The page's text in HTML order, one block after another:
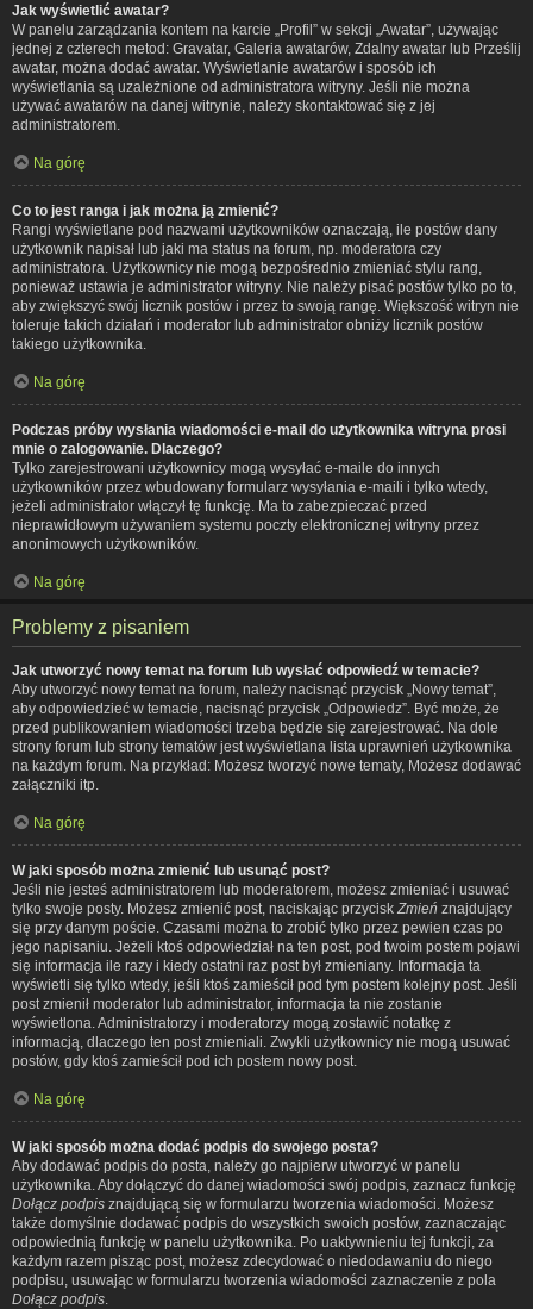
Jak wyświetlić awatar?
W panelu zarządzania kontem na karcie „Profil” w sekcji „Awatar”, używając
jednej z czterech metod: Gravatar, Galeria awatarów, Zdalny awatar lub Prześlij
awatar, można dodać awatar. Wyświetlanie awatarów i sposób ich
wyświetlania są uzależnione od administratora witryny. Jeśli nie można
używać awatarów na danej witrynie, należy skontaktować się z jej
administratorem.
Na górę
Co to jest ranga i jak można ją zmienić?
Rangi wyświetlane pod nazwami użytkowników oznaczają, ile postów dany
użytkownik napisał lub jaki ma status na forum, np. moderatora czy
administratora. Użytkownicy nie mogą bezpośrednio zmieniać stylu rang,
ponieważ ustawia je administrator witryny. Nie należy pisać postów tylko po to,
aby zwiększyć swój licznik postów i przez to swoją rangę. Większość witryn nie
toleruje takich działań i moderator lub administrator obniży licznik postów
takiego użytkownika.
Na górę
Podczas próby wysłania wiadomości e-mail do użytkownika witryna prosi
mnie o zalogowanie. Dlaczego?
Tylko zarejestrowani użytkownicy mogą wysyłać e-maile do innych
użytkowników przez wbudowany formularz wysyłania e-maili i tylko wtedy,
jeżeli administrator włączył tę funkcję. Ma to zabezpieczać przed
nieprawidłowym używaniem systemu poczty elektronicznej witryny przez
anonimowych użytkowników.
Na górę
Problemy z pisaniem
Jak utworzyć nowy temat na forum lub wysłać odpowiedź w temacie?
Aby utworzyć nowy temat na forum, należy nacisnąć przycisk „Nowy temat”,
aby odpowiedzieć w temacie, nacisnąć przycisk „Odpowiedz”. Być może, że
przed publikowaniem wiadomości trzeba będzie się zarejestrować. Na dole
strony forum lub strony tematów jest wyświetlana lista uprawnień użytkownika
na każdym forum. Na przykład: Możesz tworzyć nowe tematy, Możesz dodawać
załączniki itp.
Na górę
W jaki sposób można zmienić lub usunąć post?
Jeśli nie jesteś administratorem lub moderatorem, możesz zmieniać i usuwać
tylko swoje posty. Możesz zmienić post, naciskając przycisk Zmień znajdujący
się przy danym poście. Czasami można to zrobić tylko przez pewien czas po
jego napisaniu. Jeżeli ktoś odpowiedział na ten post, pod twoim postem pojawi
się informacja ile razy i kiedy ostatni raz post był zmieniany. Informacja ta
wyświetli się tylko wtedy, jeśli ktoś zamieścił pod tym postem kolejny post. Jeśli
post zmienił moderator lub administrator, informacja ta nie zostanie
wyświetlona. Administratorzy i moderatorzy mogą zostawić notatkę z
informacją, dlaczego ten post zmieniali. Zwykli użytkownicy nie mogą usuwać
postów, gdy ktoś zamieścił pod ich postem nowy post.
Na górę
W jaki sposób można dodać podpis do swojego posta?
Aby dodawać podpis do posta, należy go najpierw utworzyć w panelu
użytkownika. Aby dołączyć do danej wiadomości swój podpis, zaznacz funkcję
Dołącz podpis znajdującą się w formularzu tworzenia wiadomości. Możesz
także domyślnie dodawać podpis do wszystkich swoich postów, zaznaczając
odpowiednią funkcję w panelu użytkownika. Po uaktywnieniu tej funkcji, za
każdym razem pisząc post, możesz zdecydować o niedodawaniu do niego
podpisu, usuwając w formularzu tworzenia wiadomości zaznaczenie z pola
Dołącz podpis